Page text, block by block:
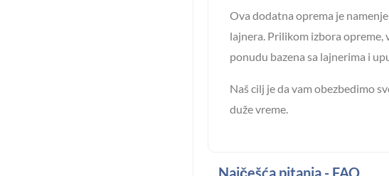
Ova dodatna oprema je
lajnera. Prilikom izbora
ponudu bazena sa lajnerima i
Naš cilj je da vam obezbedimo
duže vreme.
Najčešća pitanja - FAQ